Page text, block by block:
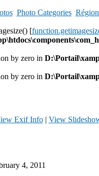
Photo Categories
[
by zero in
by zero in
Exif Info| View
4, 2011